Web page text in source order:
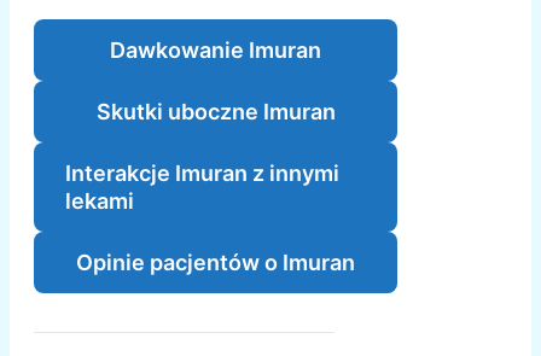
Dawkowanie Imuran
Skutki uboczne Imuran
Interakcje Imuran z innymi
lekami
Opinie pacjentów o Imuran